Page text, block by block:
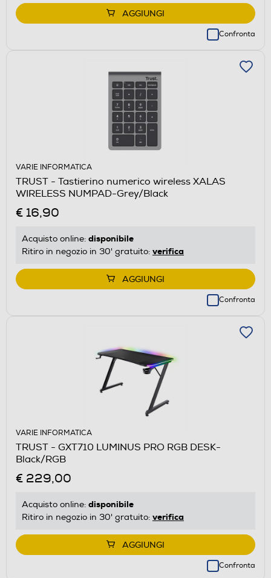
AGGIUNGI
Confronta
VARIE INFORMATICA
TRUST - Tastierino numerico wireless XALAS
WIRELESS NUMPAD-Grey/Black
€ 16,90
Acquisto online: disponibile
Ritiro in negozio in 30' gratuito: verifica
AGGIUNGI
Confronta
VARIE INFORMATICA
TRUST - GXT710 LUMINUS PRO RGB DESK-
Black/RGB
€ 229,00
Acquisto online: disponibile
Ritiro in negozio in 30' gratuito: verifica
AGGIUNGI
Confronta